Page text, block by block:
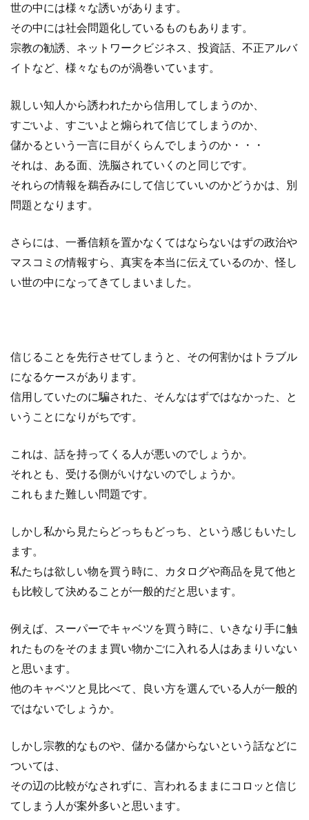
世の中には様々な誘いがあります。
その中には社会問題化しているものもあります。
宗教の勧誘、ネットワークビジネス、投資話、不正アルバ
イトなど、様々なものが渦巻いています。
親しい知人から誘われたから信用してしまうのか、
すごいよ、すごいよと煽られて信じてしまうのか、
儲かるという一言に目がくらんでしまうのか・・・
それは、ある面、洗脳されていくのと同じです。
それらの情報を鵜呑みにして信じていいのかどうかは、別
問題となります。
さらには、一番信頼を置かなくてはならないはずの政治や
マスコミの情報すら、真実を本当に伝えているのか、怪し
い世の中になってきてしまいました。
信じることを先行させてしまうと、その何割かはトラブル
になるケースがあります。
信用していたのに騙された、そんなはずではなかった、と
いうことになりがちです。
これは、話を持ってくる人が悪いのでしょうか。
それとも、受ける側がいけないのでしょうか。
これもまた難しい問題です。
しかし私から見たらどっちもどっち、という感じもいたし
ます。
私たちは欲しい物を買う時に、カタログや商品を見て他と
も比較して決めることが一般的だと思います。
例えば、スーパーでキャベツを買う時に、いきなり手に触
れたものをそのまま買い物かごに入れる人はあまりいない
と思います。
他のキャベツと見比べて、良い方を選んでいる人が一般的
ではないでしょうか。
しかし宗教的なものや、儲かる儲からないという話などに
ついては、
その辺の比較がなされずに、言われるままにコロッと信じ
てしまう人が案外多いと思います。